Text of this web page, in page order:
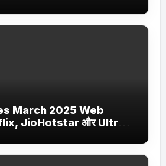
March 2025 Web